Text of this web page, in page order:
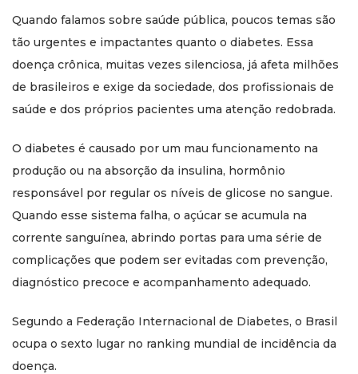
Quando falamos sobre saúde pública, poucos temas são
tão urgentes e impactantes quanto o diabetes. Essa
doença crônica, muitas vezes silenciosa, já afeta milhões
de brasileiros e exige da sociedade, dos profissionais de
saúde e dos próprios pacientes uma atenção redobrada.
O diabetes é causado por um mau funcionamento na
produção ou na absorção da insulina, hormônio
responsável por regular os níveis de glicose no sangue.
Quando esse sistema falha, o açúcar se acumula na
corrente sanguínea, abrindo portas para uma série de
complicações que podem ser evitadas com prevenção,
diagnóstico precoce e acompanhamento adequado.
Segundo a Federação Internacional de Diabetes, o Brasil
ocupa o sexto lugar no ranking mundial de incidência da
doença.